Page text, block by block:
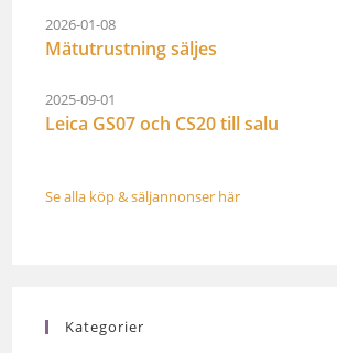
2026-01-08
Mätutrustning säljes
2025-09-01
Leica GS07 och CS20 till salu
Se alla köp & säljannonser här
Kategorier